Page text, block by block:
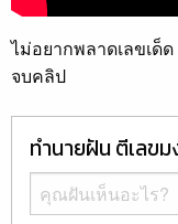
ไม่อยากพลาดเลขเด็
จบคลิป
ทำนายฝัน ตีเลข